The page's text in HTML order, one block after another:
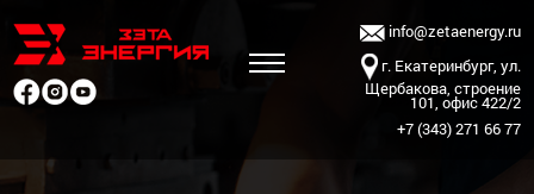
info@zetaenergy.ru
г. Екатеринбург, ул.
Щербакова, строение
101, офис 422/2
+7 (343) 271 66 77